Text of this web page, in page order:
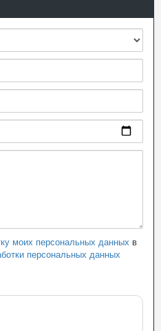
моих персональных данных в
персональных данных